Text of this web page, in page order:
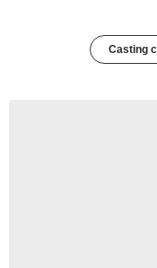
Casting